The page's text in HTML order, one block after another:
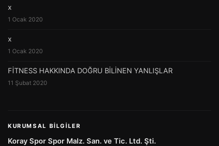
x
1 Ocak 2020
x
1 Ocak 2020
FİTNESS HAKKINDA DOĞRU BİLİNEN YANLIŞLAR
11 Şubat 2020
KURUMSAL BILGILER
Koray Spor Spor Malz. San. ve Tic. Ltd. Şti.